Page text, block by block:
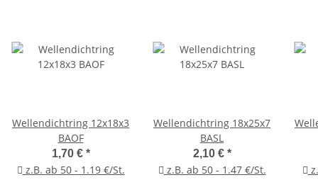
Wellendichtring 12x18x3
BAOF
1,70 € *
z.B. ab 50 - 1.19 €/St.
Wellendichtring 18x25x7
BASL
2,10 € *
z.B. ab 50 - 1.47 €/St.